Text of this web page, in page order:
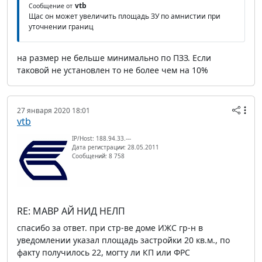
Сообщение от vtb
Щас он может увеличить площадь ЗУ по амнистии при
уточнении границ
на размер не бельше минимально по ПЗЗ. Если
таковой не установлен то не более чем на 10%
27 января 2020 18:01
vtb
IP/Host: 188.94.33.---
Дата регистрации: 28.05.2011
Сообщений: 8 758
RE: МАВР АЙ НИД НЕЛП
спасибо за ответ. при стр-ве доме ИЖС гр-н в
уведомлении указал площадь застройки 20 кв.м., по
факту получилось 22, могту ли КП или ФРС